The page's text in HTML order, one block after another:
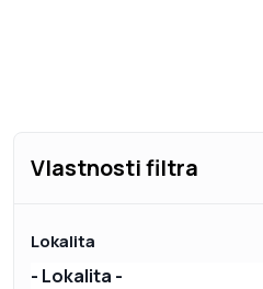
Vlastnosti filtra
Lokalita
- Lokalita -